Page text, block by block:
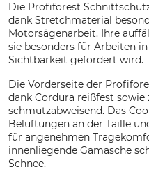
Die Profiforest
dank Stretchmaterial
Motorsägenarbeit. Ihre
sie besonders für Arbeiten
Sichtbarkeit gefordert wird.
Die Vorderseite der
dank Cordura reißfest sowie
schmutzabweisend. Das
Belüftungen an der Taille
für angenehmen
innenliegende Gamasche
Schnee.